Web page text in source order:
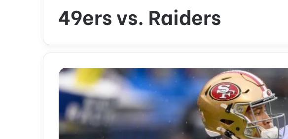
49ers vs. Raiders